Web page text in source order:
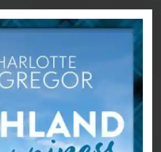
dass Leo plötzlich vor ihr
magischen Nacht voller
war er spurlos
er, sein Handy sei ins
ihm glauben? Und was
Wiedersehen?
Hügel ein
Observatorium entdeckt,
die Antwort auf Kirkbys
sondern auch der Ort, an dem
eine neue Chance bekommen.